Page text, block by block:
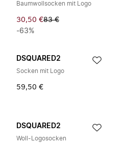
Baumwollsocken mit Logo
30,50 €83 €
-63%
DSQUARED2
Socken mit Logo
59,50 €
DSQUARED2
Woll-Logosocken